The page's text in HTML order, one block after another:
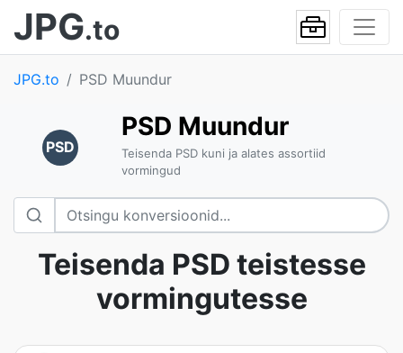
JPG.to
JPG.to PSD Muundur
PSD
PSD Muundur
Teisenda PSD kuni ja alates assortiid
vormingud
Teisenda PSD teistesse
vormingutesse